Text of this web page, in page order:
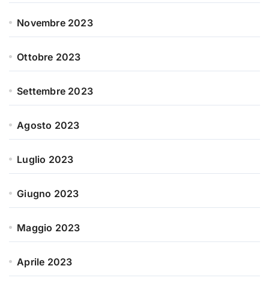
Novembre 2023
Ottobre 2023
Settembre 2023
Agosto 2023
Luglio 2023
Giugno 2023
Maggio 2023
Aprile 2023